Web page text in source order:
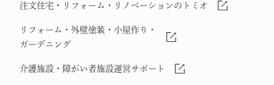
注文住宅・リフォーム・リノベーションのトミオ
リフォーム・外壁塗装・小屋作り・
ガーデニング
介護施設・障がい者施設運営サポート